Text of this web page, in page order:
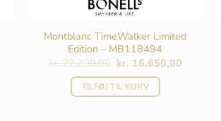
Montblanc TimeWalker Limited
Edition – MB118494
kr.22.200,00 Den
pris
var:
kr. 16.650,00
TILFØJ TIL KURV